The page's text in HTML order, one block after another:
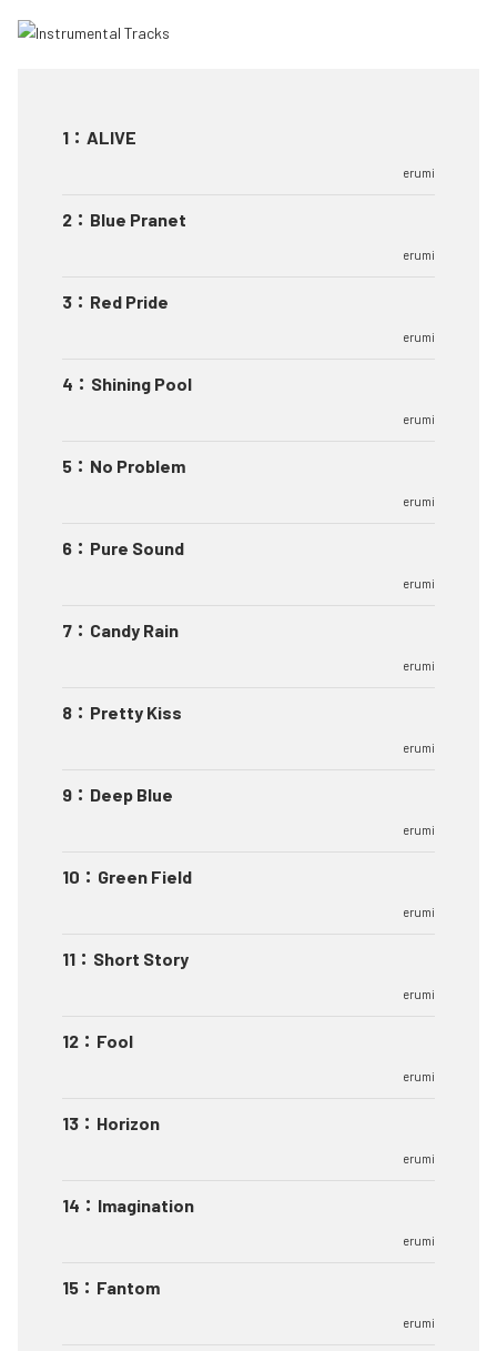
1 ： ALIVE
erumi
2 ： Blue Pranet
erumi
3 ： Red Pride
erumi
4 ： Shining Pool
erumi
5 ： No Problem
erumi
6 ： Pure Sound
erumi
7 ： Candy Rain
erumi
8 ： Pretty Kiss
erumi
9 ： Deep Blue
erumi
10 ： Green Field
erumi
11 ： Short Story
erumi
12 ： Fool
erumi
13 ： Horizon
erumi
14 ： Imagination
erumi
15 ： Fantom
erumi